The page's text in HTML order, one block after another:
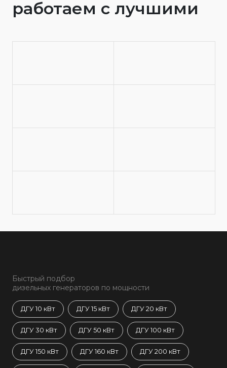
работаем с лучшими
Быстрый подбор
дизельных генераторов по мощности
ДГУ 10 кВт ДГУ 15 кВт ДГУ 20 кВт
ДГУ 30 кВт ДГУ 50 кВт ДГУ 100 кВт
ДГУ 150 кВт ДГУ 160 кВт ДГУ 200 кВт